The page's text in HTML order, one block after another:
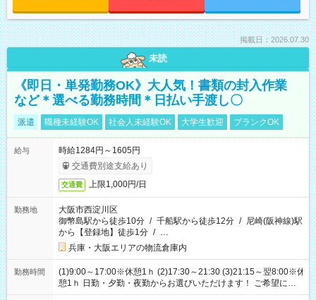
掲載日：2026.07.30
未読
《即日・単発勤務OK》大人気！書類の封入作業
など＊選べる勤務時間＊日払い手渡し〇
派遣 職種未経験OK 社会人未経験OK 大学生歓迎 ブランクOK
給与
時給1284円～1605円
交通費別途支給あり
交通費 上限1,000円/日
勤務地
大阪市西淀川区
御幣島駅から徒歩10分 / 千船駅から徒歩12分 / 尼崎(阪神線)駅
から【登録地】徒歩1分 / …
兵庫・大阪エリアの物流倉庫内
勤務時間
(1)9:00～17:00※休憩1ｈ (2)17:30～21:30 (3)21:15～翌8:00※休
憩1ｈ 日勤・夕勤・夜勤からお選びいただけます！ ご希望に合
わせて働けるお仕事です(*^^*) 【その他選べる勤務時間】 8-17